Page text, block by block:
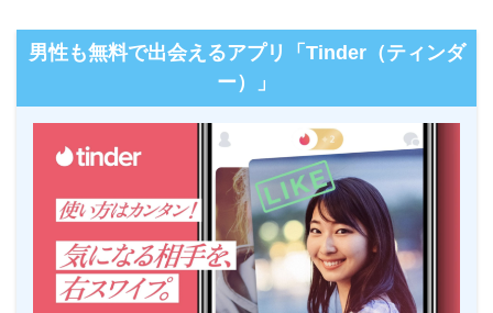
男性も無料で出会えるアプリ「Tinder（ティンダ
ー）」